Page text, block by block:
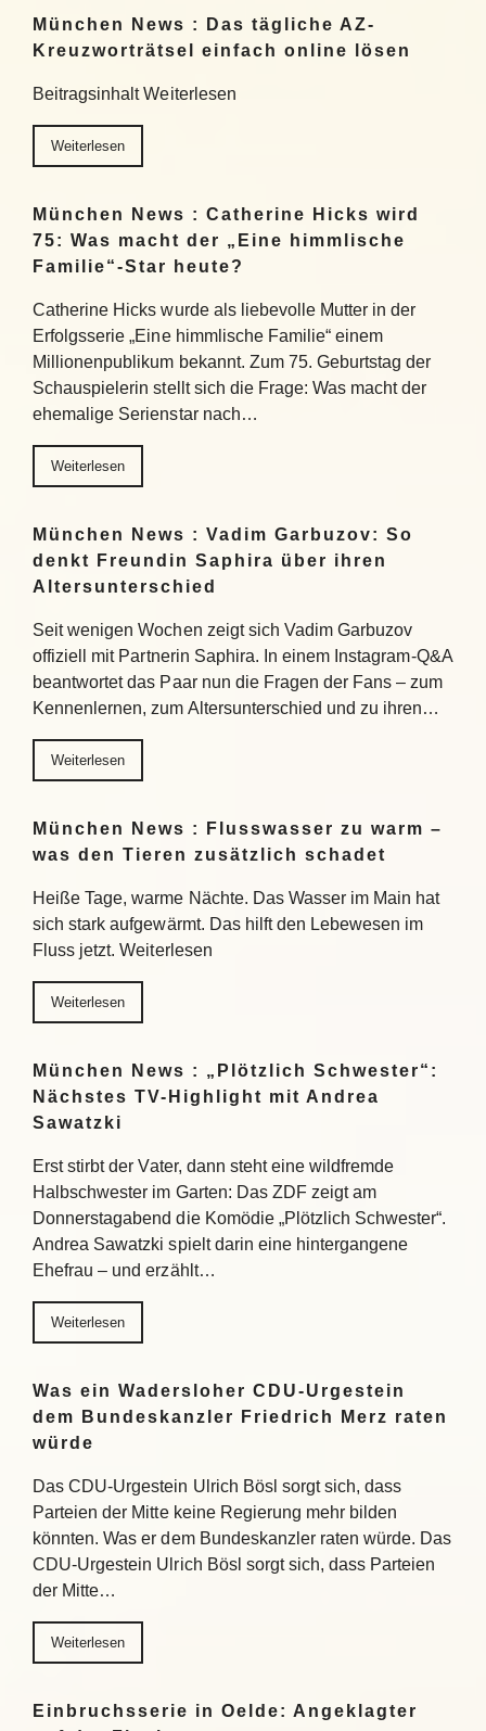
München News : Das tägliche AZ-
Kreuzworträtsel einfach online lösen
Beitragsinhalt Weiterlesen
Weiterlesen
München News : Catherine Hicks wird
75: Was macht der „Eine himmlische
Familie“-Star heute?
Catherine Hicks wurde als liebevolle Mutter in der
Erfolgsserie „Eine himmlische Familie“ einem
Millionenpublikum bekannt. Zum 75. Geburtstag der
Schauspielerin stellt sich die Frage: Was macht der
ehemalige Serienstar nach…
Weiterlesen
München News : Vadim Garbuzov: So
denkt Freundin Saphira über ihren
Altersunterschied
Seit wenigen Wochen zeigt sich Vadim Garbuzov
offiziell mit Partnerin Saphira. In einem Instagram-Q&A
beantwortet das Paar nun die Fragen der Fans – zum
Kennenlernen, zum Altersunterschied und zu ihren…
Weiterlesen
München News : Flusswasser zu warm –
was den Tieren zusätzlich schadet
Heiße Tage, warme Nächte. Das Wasser im Main hat
sich stark aufgewärmt. Das hilft den Lebewesen im
Fluss jetzt. Weiterlesen
Weiterlesen
München News : „Plötzlich Schwester“:
Nächstes TV-Highlight mit Andrea
Sawatzki
Erst stirbt der Vater, dann steht eine wildfremde
Halbschwester im Garten: Das ZDF zeigt am
Donnerstagabend die Komödie „Plötzlich Schwester“.
Andrea Sawatzki spielt darin eine hintergangene
Ehefrau – und erzählt…
Weiterlesen
Was ein Wadersloher CDU-Urgestein
dem Bundeskanzler Friedrich Merz raten
würde
Das CDU-Urgestein Ulrich Bösl sorgt sich, dass
Parteien der Mitte keine Regierung mehr bilden
könnten. Was er dem Bundeskanzler raten würde. Das
CDU-Urgestein Ulrich Bösl sorgt sich, dass Parteien
der Mitte…
Weiterlesen
Einbruchsserie in Oelde: Angeklagter